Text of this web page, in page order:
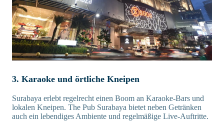
3. Karaoke und örtliche Kneipen
Surabaya erlebt regelrecht einen Boom an Karaoke-Bars und
lokalen Kneipen. The Pub Surabaya bietet neben Getränken
auch ein lebendiges Ambiente und regelmäßige Live-Auftritte.